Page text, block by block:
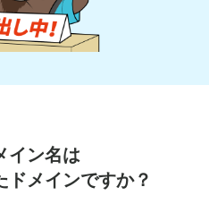
イン名は
ドメインですか？